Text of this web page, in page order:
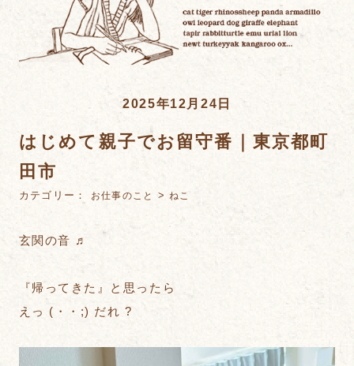
2025年12月24日
はじめて親子でお留守番｜東京都町
田市
カテゴリー： お仕事のこと >ねこ
玄関の音 ♬
『帰ってきた』と思ったら
えっ (・・;) だれ ?